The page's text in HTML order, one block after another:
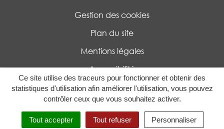
Ce site utilise des traceurs pour fonctionner et obtenir des
statistiques d'utilisation afin améliorer l'utilisation, vous pouvez
contrôler ceux que vous souhaitez activer.
Tout accepter Tout refuser Personnaliser
MENU RECHERCHE
Gestion des cookies
Plan du site
Mentions légales
Accessibilité
Politique de confidentialité